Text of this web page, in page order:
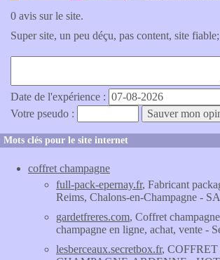
0 avis sur le site.
Super site, un peu déçu, pas content, site
Date de l'expérience :
Votre pseudo :
Mots clés pour le site internet
coffret champagne
full-pack-epernay.fr, Fabricant
Reims, Chalons-en-Champagne -
gardetfreres.com, Coffret
champagne en ligne, achat, vente -
lesberceaux.secretbox.fr,